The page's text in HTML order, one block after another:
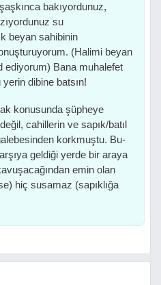
bakıyordunuz,
su
beyan sahibinin
(Halimi beyan
ediyorum) Bana muhalefet
dibine batsın!
konusunda şüpheye
cahillerin ve sapık/batıl
korkmuştu. Bu­
geldiği yerde bir araya
emin olan
hiç susamaz (sapıklığa